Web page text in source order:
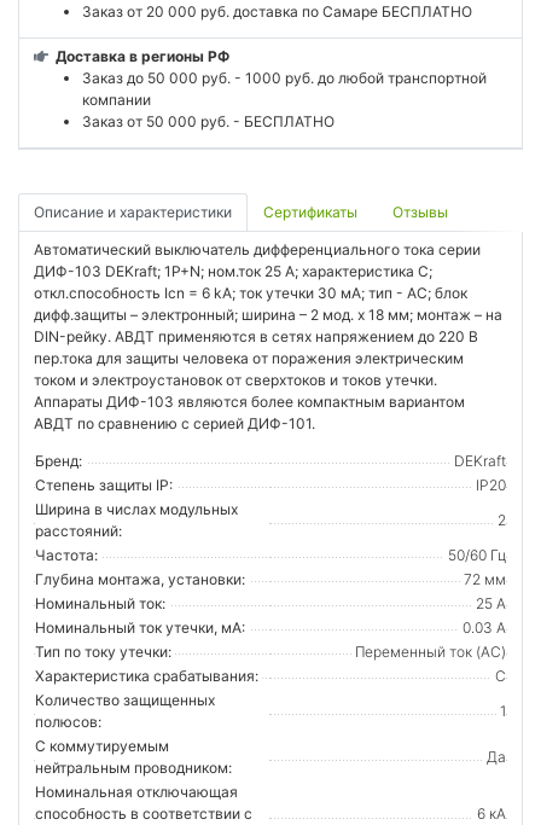
Заказ от 20 000 руб. доставка по Самаре БЕСПЛАТНО
Доставка в регионы РФ
Заказ до 50 000 руб. - 1000 руб. до любой транспортной
компании
Заказ от 50 000 руб. - БЕСПЛАТНО
Описание и характеристики Сертификаты Отзывы
Автоматический выключатель дифференциального тока серии
ДИФ-103 DEKraft; 1P+N; ном.ток 25 А; характеристика C;
откл.способность Icn = 6 kA; ток утечки 30 мА; тип - АС; блок
дифф.защиты – электронный; ширина – 2 мод. х 18 мм; монтаж – на
DIN-рейку. АВДТ применяются в сетях напряжением до 220 В
пер.тока для защиты человека от поражения электрическим
током и электроустановок от сверхтоков и токов утечки.
Аппараты ДИФ-103 являются более компактным вариантом
АВДТ по сравнению с серией ДИФ-101.
Бренд:
DEKraft
Степень защиты IP:
IP20
Ширина в числах модульных
расстояний:
2
Частота:
50/60 Гц
Глубина монтажа, установки:
72 мм
Номинальный ток:
25 А
Номинальный ток утечки, мА:
0.03 А
Тип по току утечки:
Переменный ток (AC)
Характеристика срабатывания:
C
Количество защищенных
полюсов:
1
С коммутируемым
нейтральным проводником:
Да
Номинальная отключающая
способность в соответствии с
6 кА